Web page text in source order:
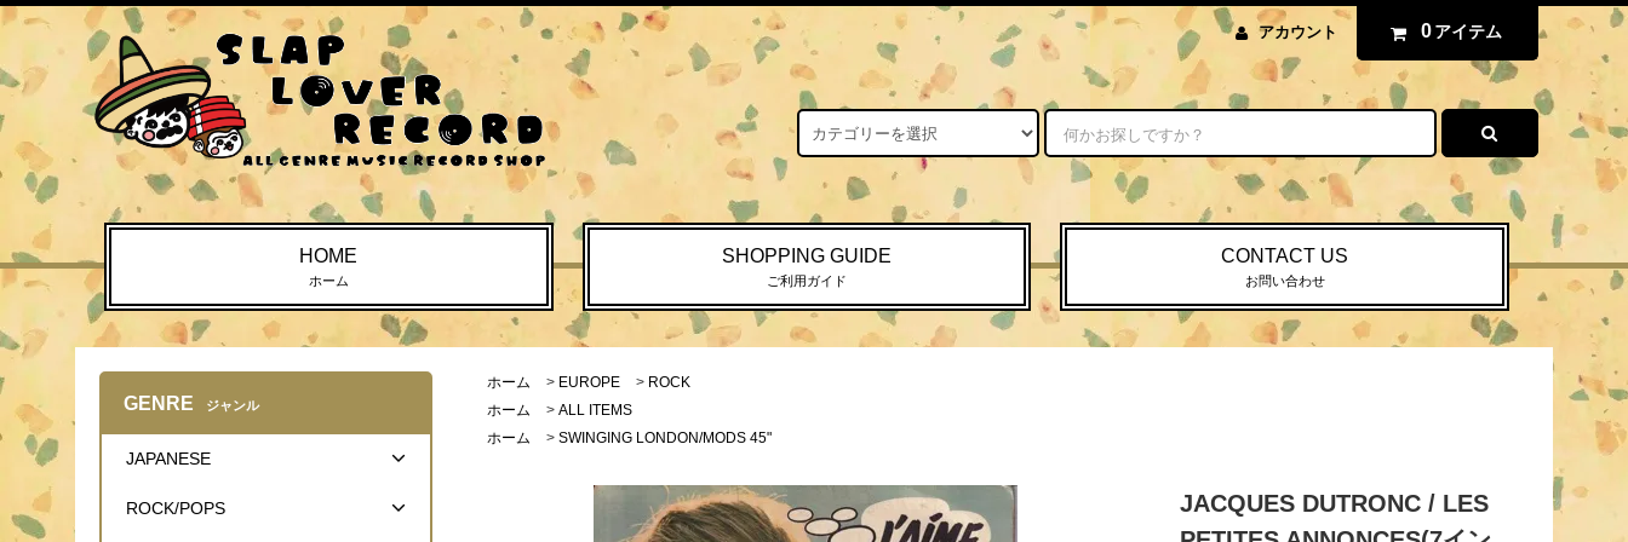
アカウント 0 アイテム
HOME
ホーム
SHOPPING GUIDE
ご利用ガイド
CONTACT US
お問い合わせ
ホーム > EUROPE > ROCK
ホーム
> ALL ITEMS
ホーム
> SWINGING LONDON/MODS 45"
JACQUES DUTRONC / LES
GENRE ジャンル
JAPANESE
ROCK/POPS